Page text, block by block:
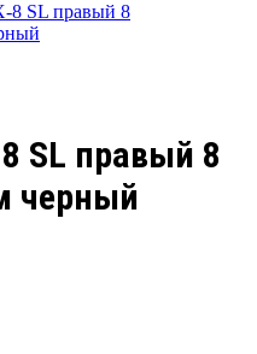
SL правый 8
черный